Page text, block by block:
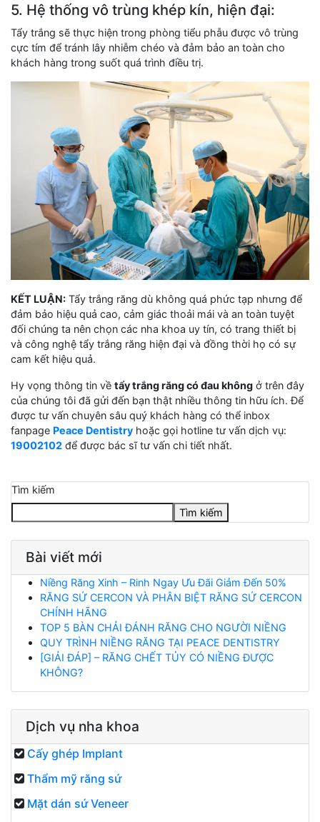
5. Hệ thống vô trùng khép kín, hiện đại:
Tẩy trắng sẽ thực hiện trong phòng tiểu phẫu được vô trùng
cực tím để tránh lây nhiễm chéo và đảm bảo an toàn cho
khách hàng trong suốt quá trình điều trị.
KẾT LUẬN: Tẩy trắng răng dù không quá phức tạp nhưng để
đảm bảo hiệu quả cao, cảm giác thoải mái và an toàn tuyệt
đối chúng ta nên chọn các nha khoa uy tín, có trang thiết bị
và công nghệ tẩy trắng răng hiện đại và đồng thời họ có sự
cam kết hiệu quả.
Hy vọng thông tin về tẩy trắng răng có đau không ở trên đây
của chúng tôi đã gửi đến bạn thật nhiều thông tin hữu ích. Để
được tư vấn chuyên sâu quý khách hàng có thể inbox
fanpage Peace Dentistry hoặc gọi hotline tư vấn dịch vụ:
19002102 để được bác sĩ tư vấn chi tiết nhất.
Tìm kiếm
Tìm kiếm
Bài viết mới
Niềng Răng Xinh – Rinh Ngay Ưu Đãi Giảm Đến 50%
RĂNG SỨ CERCON VÀ PHÂN BIỆT RĂNG SỨ CERCON
CHÍNH HÃNG
TOP 5 BÀN CHẢI ĐÁNH RĂNG CHO NGƯỜI NIỀNG
QUY TRÌNH NIỀNG RĂNG TẠI PEACE DENTISTRY
[GIẢI ĐÁP] – RĂNG CHẾT TỦY CÓ NIỀNG ĐƯỢC
KHÔNG?
Dịch vụ nha khoa
Cấy ghép Implant
Thẩm mỹ răng sứ
Mặt dán sứ Veneer